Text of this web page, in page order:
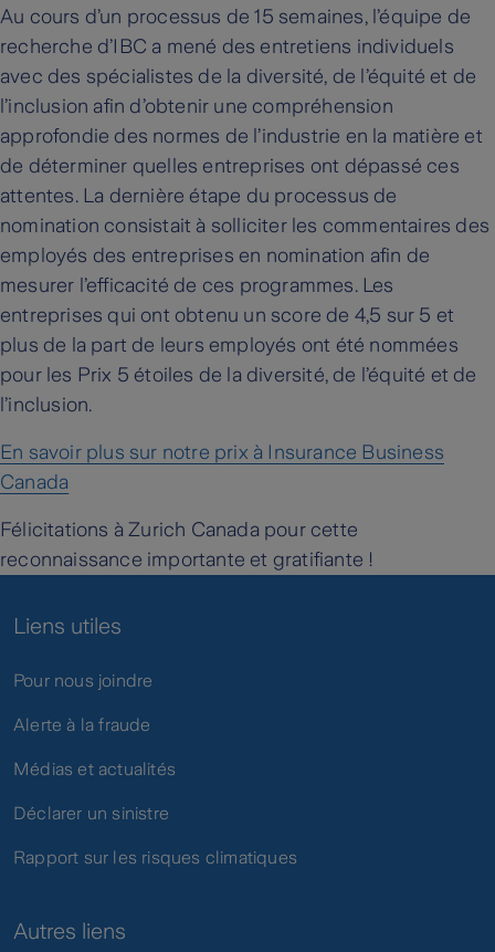
Au cours d’un processus de 15 semaines, l’équipe de
recherche d’IBC a mené des entretiens individuels
avec des spécialistes de la diversité, de l’équité et de
l’inclusion afin d’obtenir une compréhension
approfondie des normes de l’industrie en la matière et
de déterminer quelles entreprises ont dépassé ces
attentes. La dernière étape du processus de
nomination consistait à solliciter les commentaires des
employés des entreprises en nomination afin de
mesurer l’efficacité de ces programmes. Les
entreprises qui ont obtenu un score de 4,5 sur 5 et
plus de la part de leurs employés ont été nommées
pour les Prix 5 étoiles de la diversité, de l’équité et de
l’inclusion.
En savoir plus sur notre prix à Insurance Business
Canada
Félicitations à Zurich Canada pour cette
reconnaissance importante et gratifiante !
Liens utiles
Pour nous joindre
Alerte à la fraude
Médias et actualités
Déclarer un sinistre
Rapport sur les risques climatiques
Autres liens